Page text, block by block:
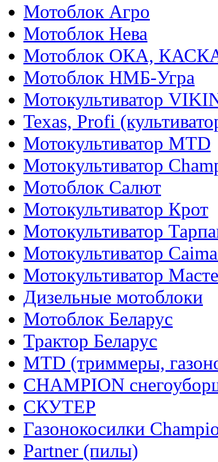
Мотоблок Агро
Мотоблок Нева
Мотоблок ОКА,
Мотоблок НМБ-Угра
Мотокультиватор
Texas, Profi
Мотокультиватор MTD
Мотокультиватор
Мотоблок Салют
Мотокультиватор Крот
Мотокультиватор
Мотокультиватор
Мотокультиватор
Дизельные мотоблоки
Мотоблок Беларус
Трактор Беларус
MTD (триммеры,
CHAMPION
СКУТЕР
Газонокосилки
Partner (пилы)